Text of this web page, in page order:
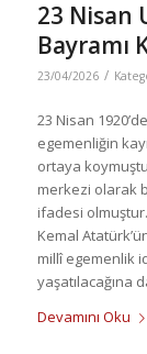
23 Nisan
Bayramı
23/04/2026 /
23 Nisan
egemenliğin
ortaya
merkezi olarak
ifadesi
Kemal
millî egemenlik
yaşatılacağına
Devamını Oku